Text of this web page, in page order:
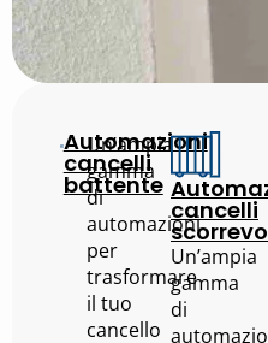
Automazioni
cancelli
battente
Un’ampia
gamma
di
automazioni
per
trasformare
il tuo
cancello
cancelli
Un’ampia
gamma
di